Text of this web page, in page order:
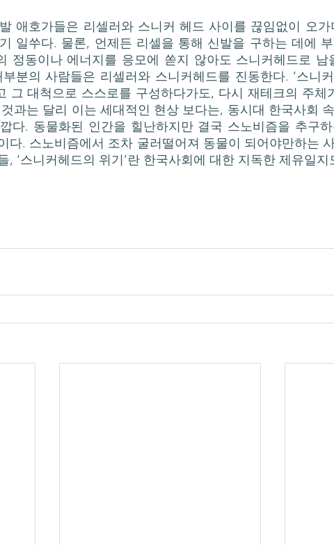
일쑤다. 물론, 언제든 리셀을 통해 신발을 구하는 데에
정동이나 에너지를 응모에 쏟지 않아도 스니커헤드로 남
분의 사람들은 리셀러와 스니커헤드를 진동한다. ‘스니
그 대척으로 스스로를 구성하다가도, 다시 재테크의 주체
과는 달리 이는 세대적인 현상 보다는, 동시대 한국사회
다. 동물화된 인간을 힐난하지만 결국 스노비즘을 추구
다. 스노비즘에서 조차 굴러떨어져 동물이 되어야만하는
, ‘스니커헤드의 위기’란 한국사회에 대한 지독한 제유일지